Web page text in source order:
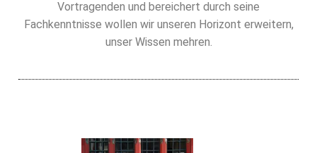
Vortragenden und bereichert durch seine
Fachkenntnisse wollen wir unseren Horizont erweitern,
unser Wissen mehren.